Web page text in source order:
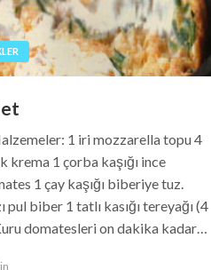
1 iri mozzarella topu 4
krema 1 çorba kaşığı ince
1 çay kaşığı biberiye tuz.
pul biber 1 tatlı kasığı tereyağı (4
domatesleri on dakika kadar…